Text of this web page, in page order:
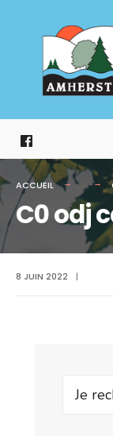
contenu
ACCUEIL
C0 odj
8 JUIN 2022 |
Search
for: